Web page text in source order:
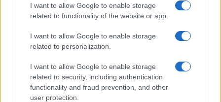
I want to allow Google to enable storage
related to functionality of the website or app.
I want to allow Google to enable storage
related to personalization.
I want to allow Google to enable storage
related to security, including authentication
functionality and fraud prevention, and other
user protection.
Guía completa para preparar tu vivienda
ante incendios forestales
Conoce las medidas esenciales para proteger tu hogar…